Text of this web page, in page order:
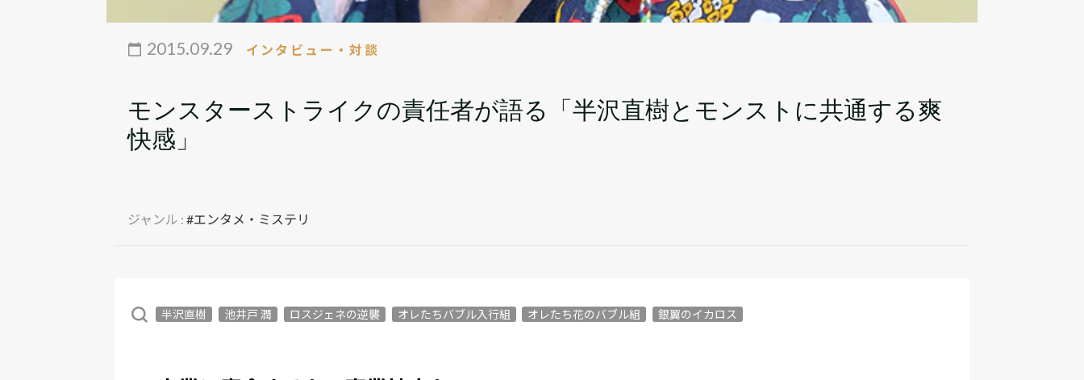
2015.09.29 インタビュー・対談
モンスターストライクの責任者が語る「半沢直樹とモンストに共通する爽
快感」
ジャンル : #エンタメ・ミステリ
半沢直樹 池井戸 潤 ロスジェネの逆襲 オレたちバブル入行組 オレたち花のバブル組 銀翼のイカロス